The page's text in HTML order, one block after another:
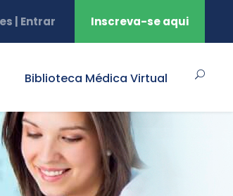
| Entrar Inscreva-se aqui
Biblioteca Médica Virtual